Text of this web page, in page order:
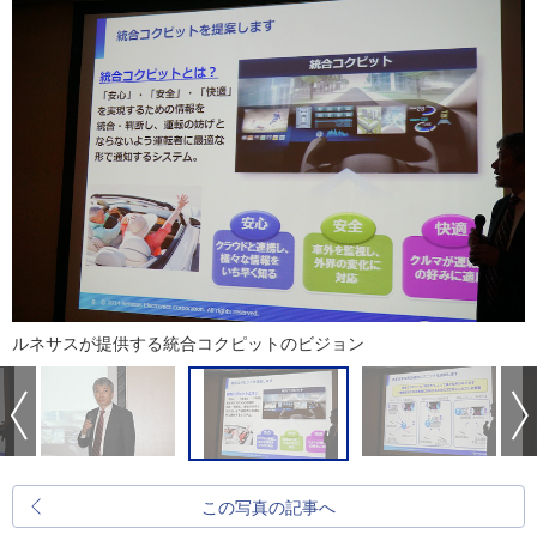
ルネサスが提供する統合コクピットのビジョン
この写真の記事へ